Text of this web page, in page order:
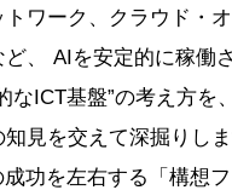
トワーク、クラウド・
ど、 AIを安定的に稼働
なICT基盤”の考え方を
見を交えて深掘りしま
功を左右する「構想